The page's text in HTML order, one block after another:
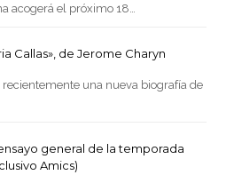
acogerá el próximo 18…
Callas», de Jerome Charyn
una nueva biografía de
general de la temporada
Amics)